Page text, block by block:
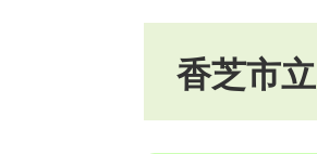
香芝市